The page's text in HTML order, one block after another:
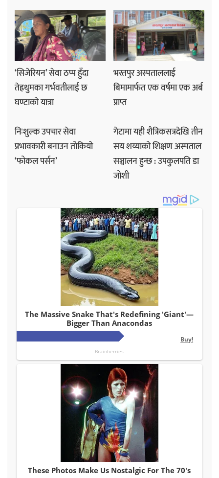
‘सिजेरियन’ सेवा ठप्प हुँदा
तेह्रथुमका गर्भवतीलाई छ
घण्टाको यात्रा
भरतपुर अस्पताललाई
बिमामार्फत एक वर्षमा एक अर्ब
प्राप्त
निःशुल्क उपचार सेवा
प्रभावकारी बनाउन तोकियो
‘फोकल पर्सन’
गेटामा यही शैत्रिकसत्रदेखि तीन
सय शय्याको शिक्षण अस्पताल
सञ्चालन हुन्छ : उपकुलपति डा
जोशी